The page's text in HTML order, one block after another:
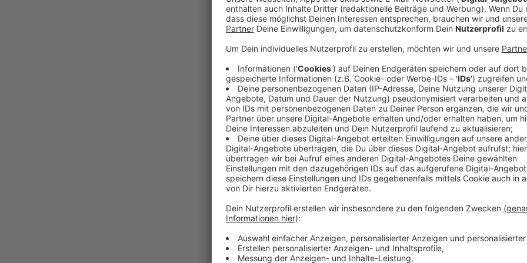
Anzeige
Beide Zugänge sind mit Rampen ausgestattet, was
Rollstuhl oder Kinderwagen deutlich erleichtert.
Vorteile für alle Fahrgäste.
Anzeige
Andreas Ferlic von der Rheinbahn
Zugang zur Haltestelle deutlich angenehmer